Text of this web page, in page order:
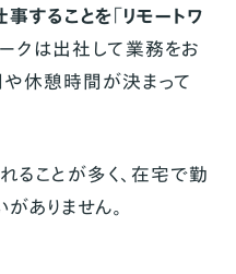
することを「リモートワ
ークは出社して業務をお
や休憩時間が決まって
ことが多く、在宅で勤
ありません。